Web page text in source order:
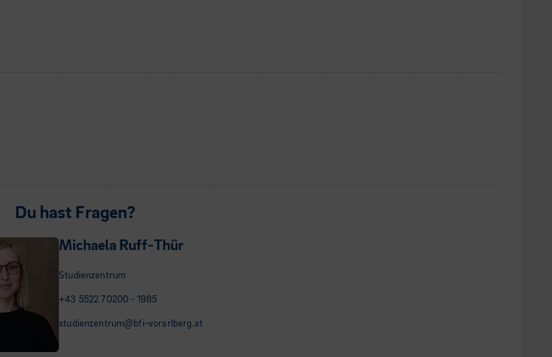
Du hast Fragen?
Michaela Ruff-Thür
Studienzentrum
+43 5522 70200 - 1985
studienzentrum@bfi-vorarlberg.at